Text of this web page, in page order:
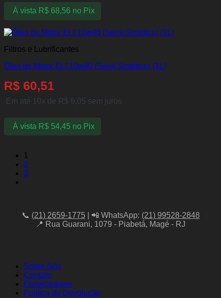
À vista R$68,56 no Pix
Filtros e Lubrificantes
Óleo de Motor ELf 10w40 (Semi Sintético) (1L)
R$ 60,51
Em até 10x de R$ 6,05 sem juros
À vista R$54,45 no Pix
1
2
3
📞 (21) 2659-1775| 📲 WhatsApp: (21) 99528-2848
📍 Rua Guarani, 1079 - Piabetá, Magé - RJ
Sobre Nós
Contato
Fornecedores
Política de Devolução